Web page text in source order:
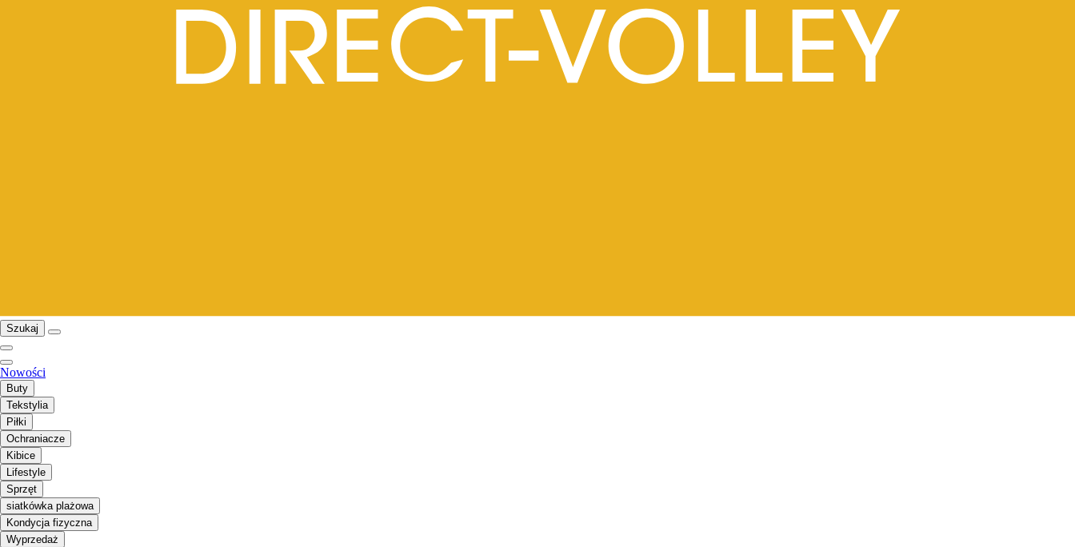
Szukaj
Nowości
Buty
Tekstylia
Piłki
Ochraniacze
Kibice
Lifestyle
Sprzęt
siatkówka plażowa
Kondycja fizyczna
Wyprzedaż